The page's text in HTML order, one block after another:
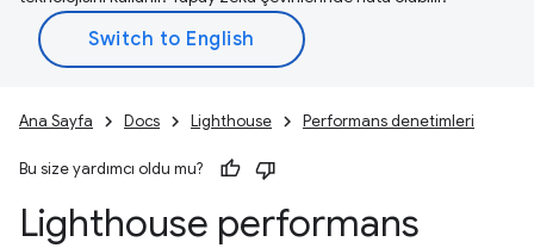
Ana Sayfa Docs Lighthouse Performans denetimleri
Bu size yardımcı oldu mu?
Lighthouse performans